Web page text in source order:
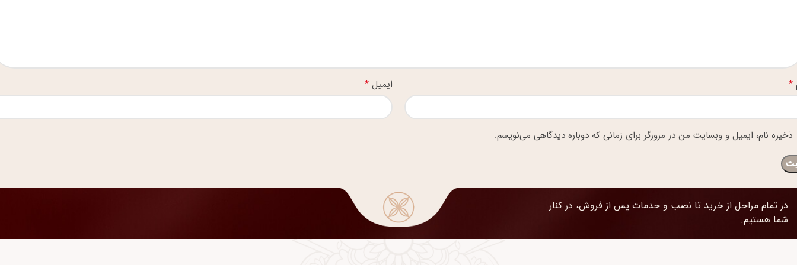
* ایمیل *
ذخیره نام، ایمیل و وبسایت من در مرورگر برای زمانی که دوباره دیدگاهی می‌نویسم.
در تمام مراحل از خرید تا نصب و خدمات پس از فروش، در کنار
شما هستیم.